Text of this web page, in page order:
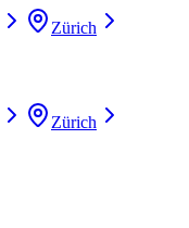
Zürich
Zürich